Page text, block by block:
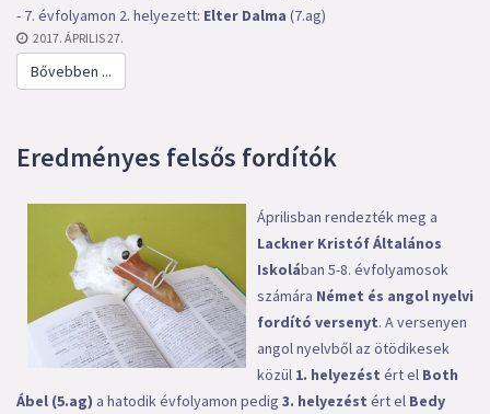
- 7. évfolyamon 2. helyezett: Elter Dalma (7.ag)
2017. ÁPRILIS 27.
Bővebben ...
Eredményes felsős fordítók
Áprilisban rendezték meg a
Lackner Kristóf Általános
Iskolában 5-8. évfolyamosok
számára Német és angol nyelvi
fordító versenyt. A versenyen
angol nyelvből az ötödikesek
közül 1. helyezést ért el Both
Ábel (5.ag) a hatodik évfolyamon pedig 3. helyezést ért el Bedy